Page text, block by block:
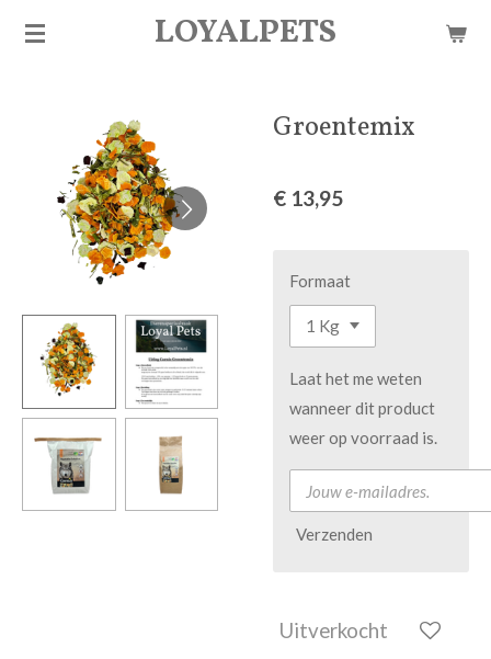
Ga
hoofdinhoud
LOYALPETS
Groentemix
€ 13,95
Formaat
Laat het me weten
wanneer dit product
weer op voorraad is.
Verzenden
Uitverkocht